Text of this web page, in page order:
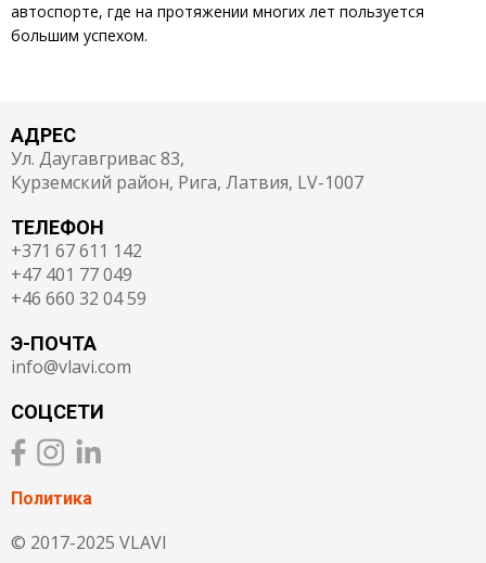
автоспорте, где на протяжении многих лет пользуется
большим успехом.
АДРЕС
Ул. Даугавгривас 83,
Курземский район, Рига, Латвия, LV-1007
ТЕЛЕФОН
+371 67 611 142
+47 401 77 049
+46 660 32 04 59
Э-ПОЧТА
info@vlavi.com
СОЦСЕТИ
Политика
© 2017-2025 VLAVI